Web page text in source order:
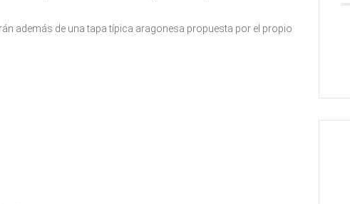
además de una tapa típica aragonesa propuesta por el propio